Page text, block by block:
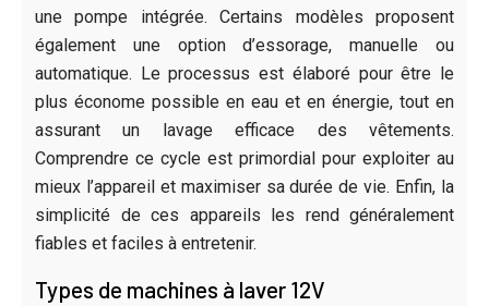
une pompe intégrée. Certains modèles proposent
également une option d’essorage, manuelle ou
automatique. Le processus est élaboré pour être le
plus économe possible en eau et en énergie, tout en
assurant un lavage efficace des vêtements.
Comprendre ce cycle est primordial pour exploiter au
mieux l’appareil et maximiser sa durée de vie. Enfin, la
simplicité de ces appareils les rend généralement
fiables et faciles à entretenir.
Types de machines à laver 12V